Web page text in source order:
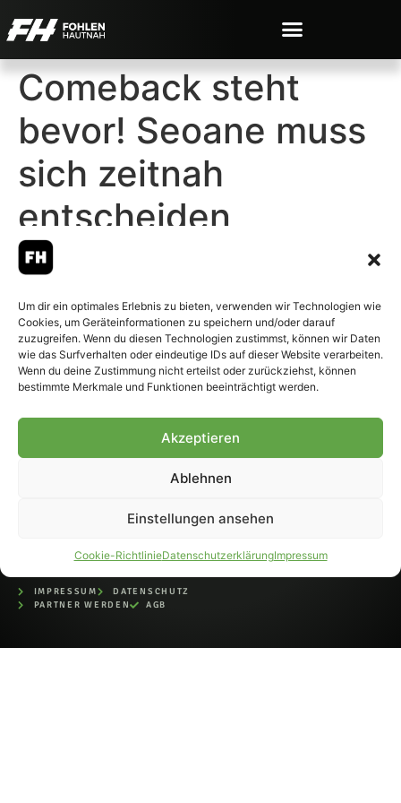
Um dir ein optimales Erlebnis zu bieten, verwenden wir Technologien wie
Cookies, um Geräteinformationen zu speichern und/oder darauf
zuzugreifen. Wenn du diesen Technologien zustimmst, können wir Daten
wie das Surfverhalten oder eindeutige IDs auf dieser Website verarbeiten.
Wenn du deine Zustimmung nicht erteilst oder zurückziehst, können
bestimmte Merkmale und Funktionen beeinträchtigt werden.
Akzeptieren
Ablehnen
Einstellungen ansehen
Cookie-RichtlinieDatenschutzerklärungImpressum
Comeback steht
bevor! Seoane muss
sich zeitnah
entscheiden
© 2007-2026 Fohlen-Hautnah.de
– Alle rechte vorbehalten.
Fohlen-Hautnah.de ist ein
offiziell eingetragenes Magazin
IMPRESSUM
DATENSCHUTZ
PARTNER WERDEN
AGB